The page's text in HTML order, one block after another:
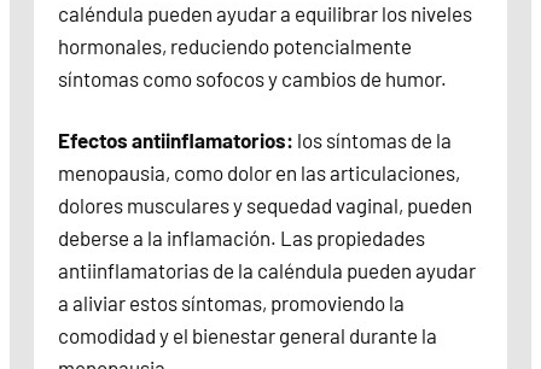
caléndula pueden ayudar a equilibrar los niveles
hormonales, reduciendo potencialmente
síntomas como sofocos y cambios de humor.
Efectos antiinflamatorios: los síntomas de la
menopausia, como dolor en las articulaciones,
dolores musculares y sequedad vaginal, pueden
deberse a la inflamación. Las propiedades
antiinflamatorias de la caléndula pueden ayudar
a aliviar estos síntomas, promoviendo la
comodidad y el bienestar general durante la